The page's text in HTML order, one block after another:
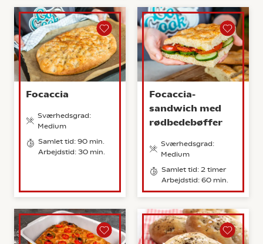
Focaccia
Sværhedsgrad:
Medium
Samlet tid: 90 min.
Arbejdstid: 30 min.
Focaccia-
sandwich med
rødbedebøffer
Sværhedsgrad:
Medium
Samlet tid: 2 timer
Arbejdstid: 60 min.